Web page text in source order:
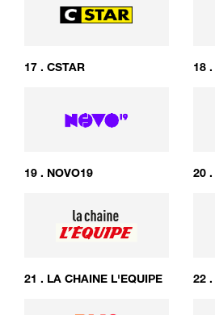
17 . CSTAR 18 .
19 . NOVO19 20 .
21 . LA CHAINE L'EQUIPE 22 .